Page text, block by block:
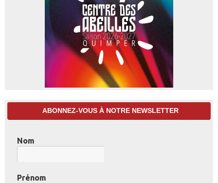
ABONNEZ-VOUS À NOTRE NEWSLETTER
Nom
Prénom